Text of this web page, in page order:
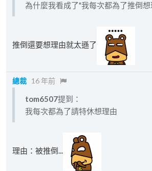
為什麼我看成了"我每次都為了推倒想
推倒還要想理由就太遜了
總裁 16 年前
tom6507提到：
我每次都為了請特休想理由
理由：被推倒...